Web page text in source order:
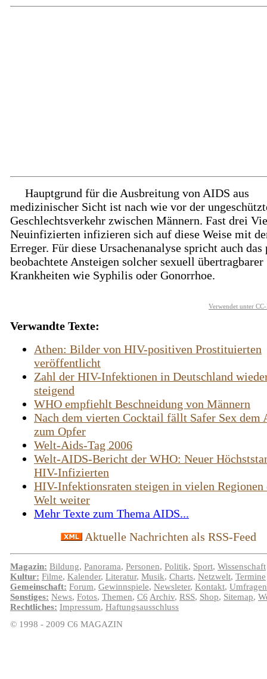
Hauptgrund für die Ausbreitung von AIDS aus
medizinischer Sicht ist nach wie vor der
Geschlechtsverkehr zwischen Männern. Fast drei
Neuinfizierten infizieren sich auf diese Weise mit
Erreger. Für diese Ursachenanalyse spricht auch
beobachtete Ansteigen solcher sexuell übertragbarer
Krankheiten wie Syphilis oder Gonorrhoe.
Verwendet unter
Verwandte Texte:
Athen: Bilder von HIV-positiven Prostituierten
veröffentlicht
Zahl der HIV-Infektionen in Deutschland
steigend
WHO empfiehlt Beschneidung von Männern
Nach dem vierten Cocktail fällt Safer Sex dem
zum Opfer
Welt-Aids-Tag 2006
Welt-AIDS-Bericht der WHO: Neuer
HIV-Infizierten
HIV-Infektionsraten steigen in vielen Regionen
Welt weiter
Mehr Texte zum Thema AIDS...
Aktuelle Nachrichten als RSS-Feed
Magazin: Bildung, Panorama, Personen, Politik, Sport, Wissenschaft
Kultur: Filme, Kalender, Literatur, Musik, Charts, Netzwelt, Termine
Gemeinschaft: Forum, Gewinnspiele, Newsleter, Kontakt, Umfragen
Sonstiges: News, Fotos, Themen, C6 Archiv, RSS, Shop, Sitemap,
Rechtliches: Impressum, Haftungsausschluss
© 1998 - 2009 C6 MAGAZIN